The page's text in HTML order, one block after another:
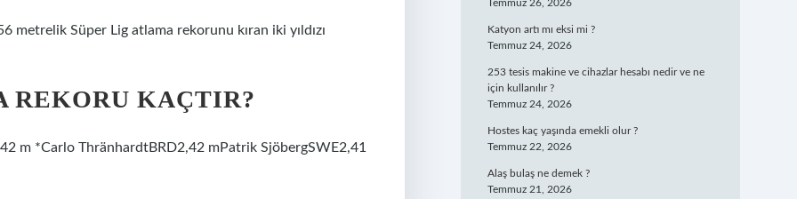
metrelik Süper Lig atlama rekorunu kıran iki yıldızı
REKORU KAÇTIR?
m *Carlo ThränhardtBRD2,42 mPatrik SjöbergSWE2,41
Temmuz 26, 2026
Katyon artı mı eksi mi ?
Temmuz 24, 2026
253 tesis makine ve cihazlar hesabı nedir ve ne
için kullanılır ?
Temmuz 24, 2026
Hostes kaç yaşında emekli olur ?
Temmuz 22, 2026
Alaş bulaş ne demek ?
Temmuz 21, 2026